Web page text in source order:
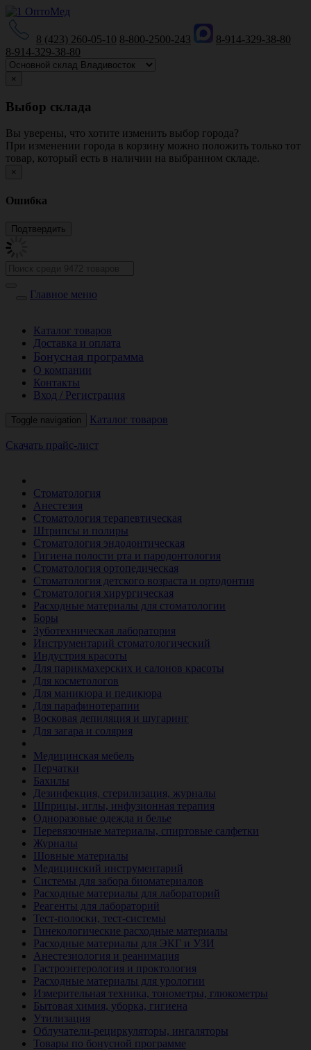
8 (423) 260-05-10 8-800-2500-243
8-914-329-38-80
8-914-329-38-80
×
Выбор склада
Вы уверены, что хотите изменить выбор города?
При изменении города в корзину можно положить только тот
товар, который есть в наличии на выбранном складе.
×
Ошибка
Главное меню
Каталог товаров
Доставка и оплата
Бонусная программа
О компании
Контакты
Вход / Регистрация
Toggle navigation Каталог товаров
Скачать прайс-лист
Стоматология
Анестезия
Стоматология терапевтическая
Штрипсы и полиры
Стоматология эндодонтическая
Гигиена полости рта и пародонтология
Стоматология ортопедическая
Стоматология детского возраста и ортодонтия
Стоматология хирургическая
Расходные материалы для стоматологии
Боры
Зуботехническая лаборатория
Инструментарий стоматологический
Индустрия красоты
Для парикмахерских и салонов красоты
Для косметологов
Для маникюра и педикюра
Для парафинотерапии
Восковая депиляция и шугаринг
Для загара и солярия
Медицинская мебель
Перчатки
Бахилы
Дезинфекция, стерилизация, журналы
Шприцы, иглы, инфузионная терапия
Одноразовые одежда и белье
Перевязочные материалы, спиртовые салфетки
Журналы
Шовные материалы
Медицинский инструментарий
Системы для забора биоматериалов
Расходные материалы для лабораторий
Реагенты для лабораторий
Тест-полоски, тест-системы
Гинекологические расходные материалы
Расходные материалы для ЭКГ и УЗИ
Анестезиология и реанимация
Гастроэнтерология и проктология
Расходные материалы для урологии
Измерительная техника, тонометры, глюкометры
Бытовая химия, уборка, гигиена
Утилизация
Облучатели-рециркуляторы, ингаляторы
Товары по бонусной программе